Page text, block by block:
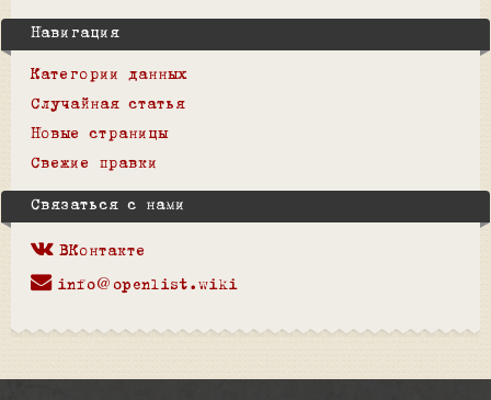
Навигация
Категории данных
Случайная статья
Новые страницы
Свежие правки
Связаться с нами
ВКонтакте
info@openlist.wiki